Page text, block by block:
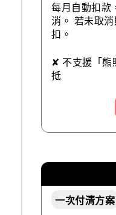
每月自動扣款
消。 若未取
扣。
✘ 不支援「熊
抵
一次付清方案